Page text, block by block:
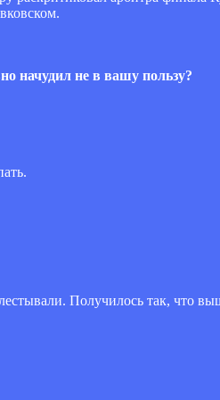
начудил не в вашу пользу?
Получилось так, что